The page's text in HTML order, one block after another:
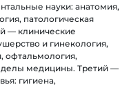
науки: анатомия,
патологическая
— клинические
и гинекология,
офтальмология,
медицины. Третий —
гигиена,